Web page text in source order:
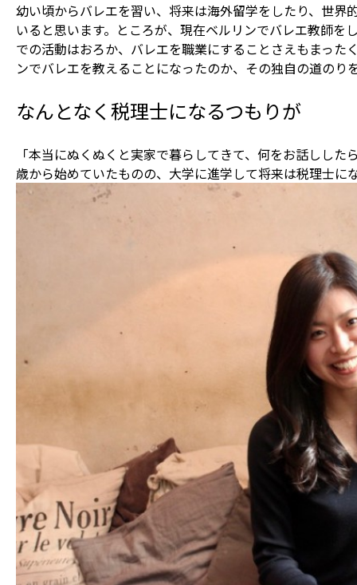
幼い頃からバレエを習い、将来は海外留学をしたり、世
いると思います。ところが、現在ベルリンでバレエ教師
での活動はおろか、バレエを職業にすることさえもまった
ンでバレエを教えることになったのか、その独自の道のり
なんとなく税理士になるつもりが
「本当にぬくぬくと実家で暮らしてきて、何をお話しし
歳から始めていたものの、大学に進学して将来は税理士に